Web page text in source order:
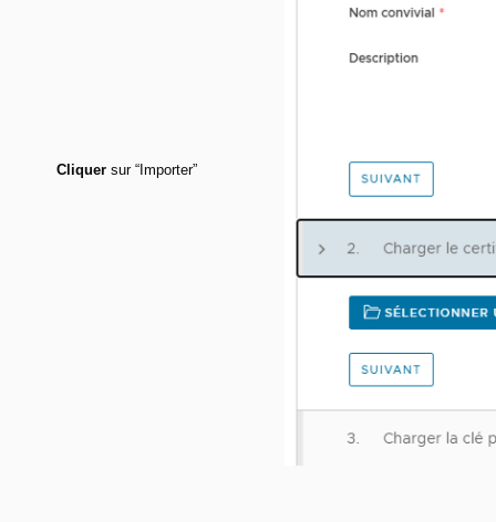
Cliquer sur “Importer”